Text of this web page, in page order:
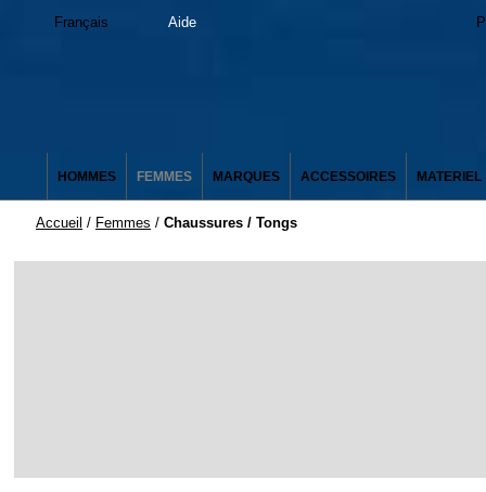
Français Aide
HOMMES FEMMES MARQUES ACCESSOIRES MATERIEL
Accueil / Femmes / Chaussures / Tongs